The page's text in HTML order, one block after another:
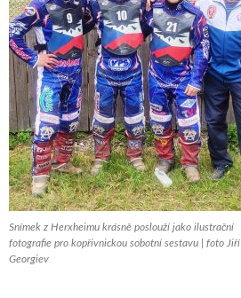
Snímek z Herxheimu krásně poslouží jako ilustrační
fotografie pro kopřivnickou sobotní sestavu | foto Jiří
Georgiev